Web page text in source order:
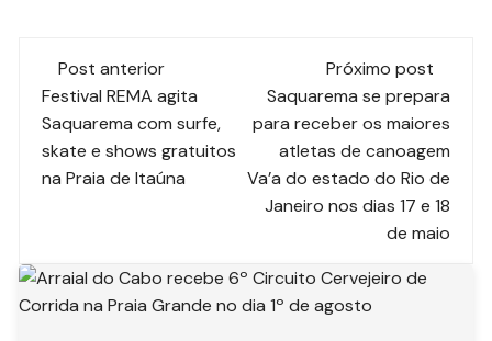
Post anterior
Festival REMA agita
Saquarema com surfe,
skate e shows gratuitos
na Praia de Itaúna
Próximo post
Saquarema se prepara
para receber os maiores
atletas de canoagem
Va’a do estado do Rio de
Janeiro nos dias 17 e 18
de maio